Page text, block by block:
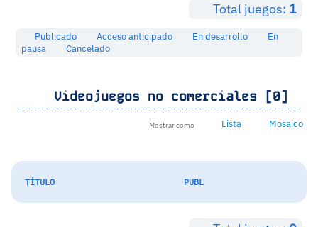
Total juegos: 1
Publicado Acceso anticipado En desarrollo
En
pausa
Cancelado
Videojuegos no comerciales [0]
Mostrar como Lista Mosaico
TÍTULO PUBL